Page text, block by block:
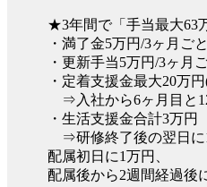
★3年間で「手当最大63
・満了金5万円/3ヶ月ごと
・更新手当5万円/3ヶ月
・定着支援金最大20万
⇒入社から6ヶ月目と
・生活支援金合計3万円
⇒研修終了後の翌日に1
配属初日に1万円、
配属後から2週間経過